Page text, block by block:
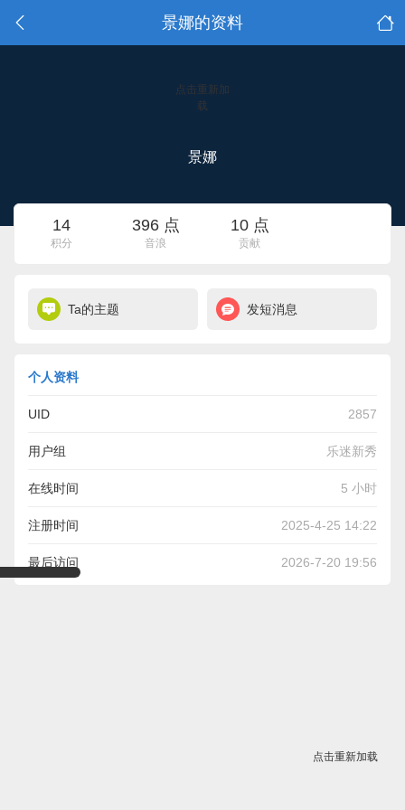
景娜的资料
点击重新加
载
景娜
14
积分
396 点
音浪
10 点
贡献
Ta的主题 发短消息
个人资料
UID 2857
用户组 乐迷新秀
在线时间 5 小时
注册时间 2025-4-25 14:22
最后访问 2026-7-20 19:56
点击重新加载